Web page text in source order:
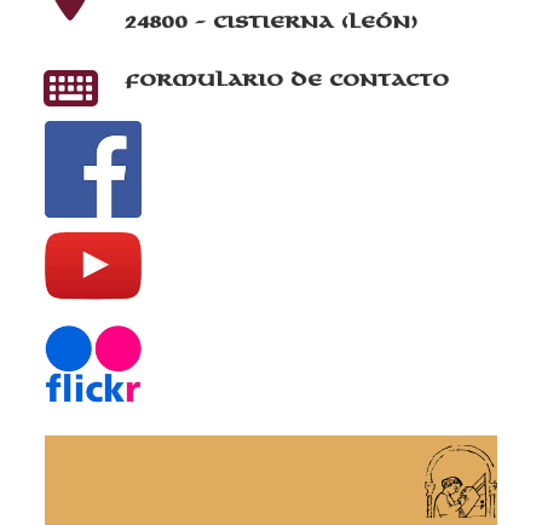
24800 - Cistierna (León)
Formulario de contacto